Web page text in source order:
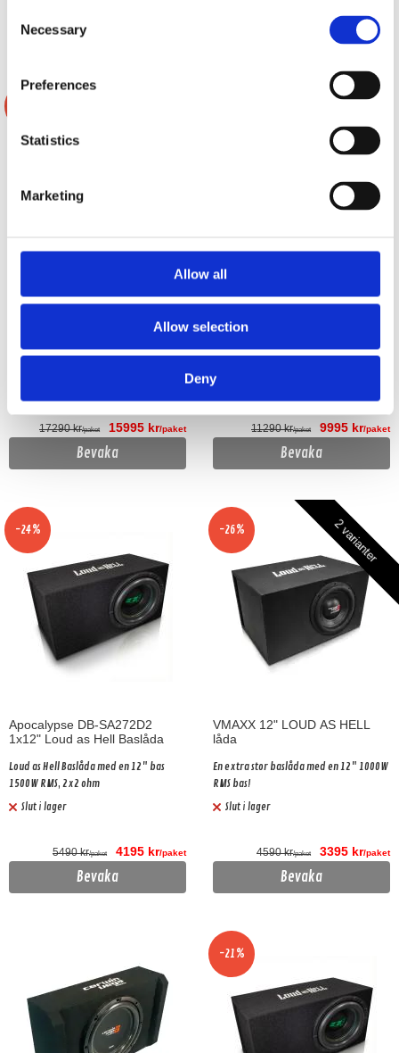
Selection
Necessary
Preferences
Statistics
Marketing
Allow all
Allow selection
Deny
Bevaka
Apocalypse DB-4512R D2
4500W RMS, 2x2 ohm
17290 kr/paket 15995 kr/paket
Bevaka
Apocalypse DB-3512D2R
3500W RMS, 2x2 ohm
11290 kr/paket 9995 kr/paket
Bevaka
-24%
Apocalypse DB-SA272D2
1x12" Loud as Hell Baslåda
Loud as Hell Baslåda med en 12" bas
1500W RMS, 2x2 ohm
Slut i lager
5490 kr/paket 4195 kr/paket
Bevaka
2 varianter
-26%
VMAXX 12" LOUD AS HELL
låda
En extra stor baslåda med en 12" 1000W
RMS bas!
Slut i lager
4590 kr/paket 3395 kr/paket
Bevaka
-21%